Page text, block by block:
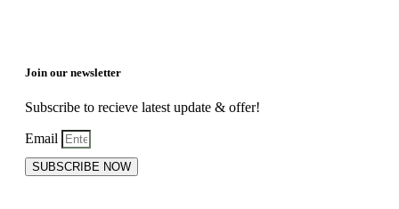
Join our newsletter
Subscribe to recieve latest update & offer!
Email
SUBSCRIBE NOW